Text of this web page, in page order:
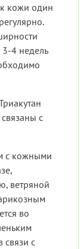
кожи один
3-4 недель
с
с кожными
ветряной
во
связи с